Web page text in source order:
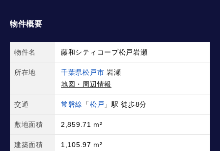
物件概要
物件名 藤和シティコープ松戸岩瀬
所在地 千葉県松戸市 岩瀬
地図・周辺情報
交通 常磐線 「松戸 」駅 徒歩8分
敷地面積 2,859.71 m²
建築面積 1,105.97 m²